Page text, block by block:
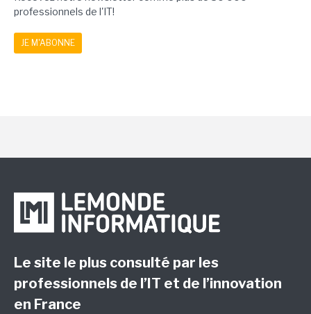
professionnels de l'IT!
JE M'ABONNE
Le site le plus consulté par les
professionnels de l’IT et de l’innovation
en France